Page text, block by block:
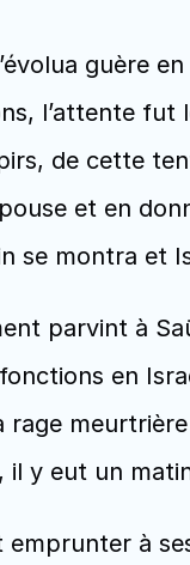
l’attente
de cette
et en
se montra et
en
il y eut un